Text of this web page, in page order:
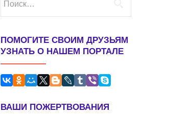
ПОМОГИТЕ СВОИМ ДРУЗЬЯМ
УЗНАТЬ О НАШЕМ ПОРТАЛЕ
ВАШИ ПОЖЕРТВОВАНИЯ